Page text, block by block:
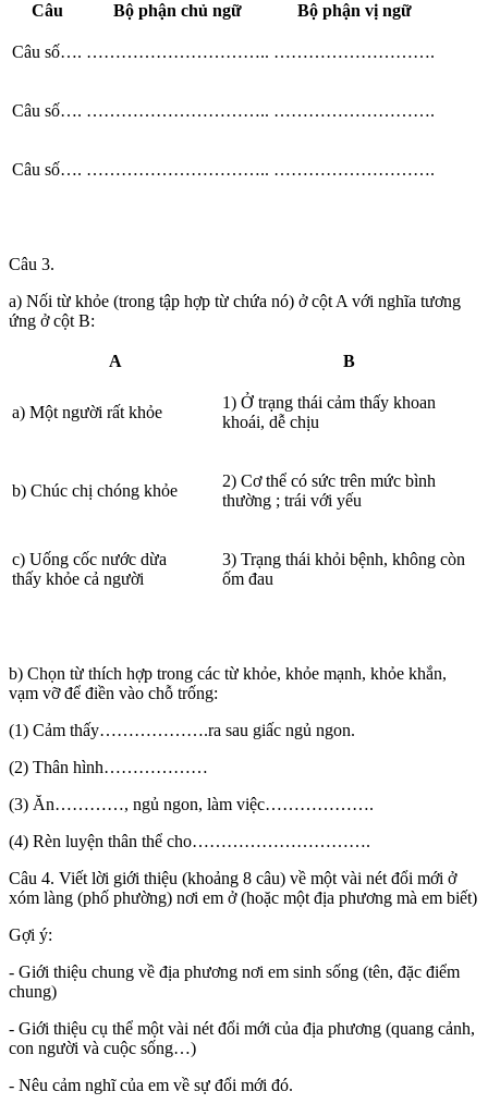
Câu Bộ phận chủ ngữ Bộ phận vị ngữ
Câu số…. ………………………….. ……………………….
Câu số…. ………………………….. ……………………….
Câu số…. ………………………….. ……………………….
Câu 3.
a) Nối từ khỏe (trong tập hợp từ chứa nó) ở cột A với nghĩa tương
ứng ở cột B:
A B
a) Một người rất khỏe
1) Ở trạng thái cảm thấy khoan
khoái, dễ chịu
b) Chúc chị chóng khỏe
2) Cơ thể có sức trên mức bình
thường ; trái với yếu
c) Uống cốc nước dừa
thấy khỏe cả người
3) Trạng thái khỏi bệnh, không còn
ốm đau
b) Chọn từ thích hợp trong các từ khỏe, khỏe mạnh, khỏe khắn,
vạm vỡ để điền vào chỗ trống:
(1) Cảm thấy……………….ra sau giấc ngủ ngon.
(2) Thân hình………………
(3) Ăn…………, ngủ ngon, làm việc……………….
(4) Rèn luyện thân thể cho………………………….
Câu 4. Viết lời giới thiệu (khoảng 8 câu) về một vài nét đổi mới ở
xóm làng (phố phường) nơi em ở (hoặc một địa phương mà em biết)
Gợi ý:
- Giới thiệu chung về địa phương nơi em sinh sống (tên, đặc điểm
chung)
- Giới thiệu cụ thể một vài nét đổi mới của địa phương (quang cảnh,
con người và cuộc sống…)
- Nêu cảm nghĩ của em về sự đổi mới đó.